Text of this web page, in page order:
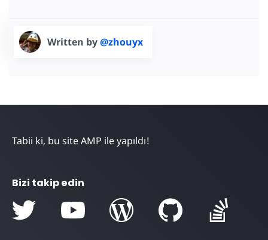
Written by@zhouyx
Tabii ki, bu site AMP ile yapıldı!
Bizi takip edin